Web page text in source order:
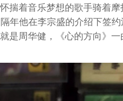
揣着音乐梦想的歌手骑着
年他在李宗盛的介绍下签
周华健，《心的方向》